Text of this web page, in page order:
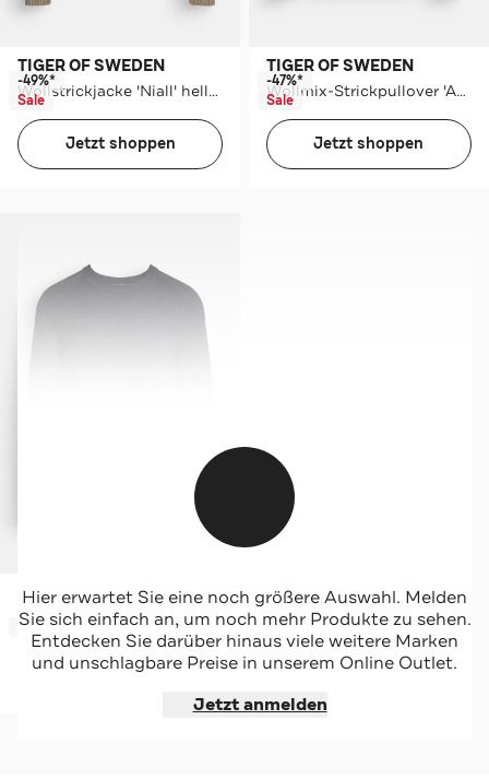
TIGER OF SWEDEN
Wollstrickjacke 'Niall' hellbraun
-49%*
Sale
Jetzt shoppen
TIGER OF SWEDEN
Wollmix-Strickpullover 'Adryan' greige
-47%*
Sale
Jetzt shoppen
TIGER OF SWEDEN
Wollpullover 'Martin' anthrazit
-32%*
Jetzt shoppen
Hier erwartet Sie eine noch größere Auswahl. Melden
Sie sich einfach an, um noch mehr Produkte zu sehen.
Entdecken Sie darüber hinaus viele weitere Marken
und unschlagbare Preise in unserem Online Outlet.
Jetzt anmelden